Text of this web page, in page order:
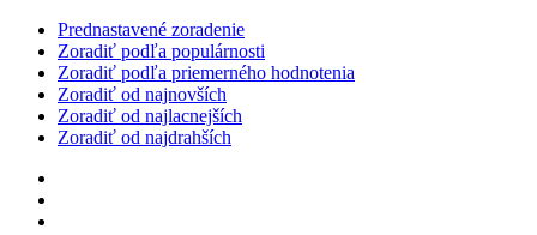
Prednastavené zoradenie
Zoradiť podľa populárnosti
Zoradiť podľa priemerného hodnotenia
Zoradiť od najnovších
Zoradiť od najlacnejších
Zoradiť od najdrahších